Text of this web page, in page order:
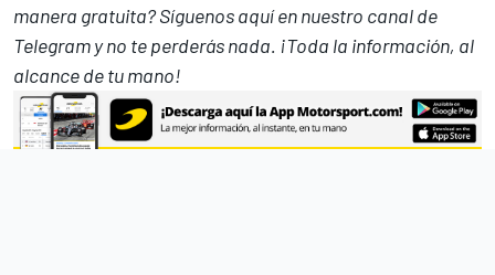
manera gratuita? Síguenosaquí en nuestro canal de
Telegramy no te perderás nada. ¡Toda la información, al
alcance de tu mano!